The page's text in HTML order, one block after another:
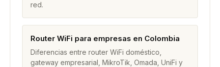
red.
Router WiFi para empresas en Colombia
Diferencias entre router WiFi doméstico,
gateway empresarial, MikroTik, Omada, UniFi y